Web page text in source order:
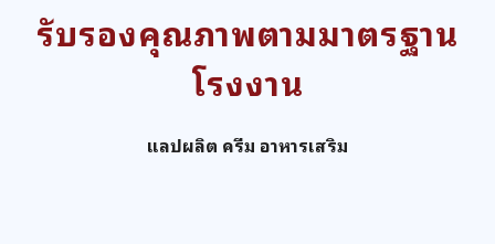
รับรองคุณภาพตามมาตรฐาน
โรงงาน
แลปผลิต ครีม อาหารเสริม